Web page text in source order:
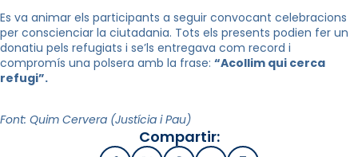
Es va animar els participants a seguir convocant celebracions
per conscienciar la ciutadania. Tots els presents podien fer un
donatiu pels refugiats i se’ls entregava com record i
compromís una polsera amb la frase: “Acollim qui cerca
refugi”.
Font: Quim Cervera (Justícia i Pau)
Compartir: